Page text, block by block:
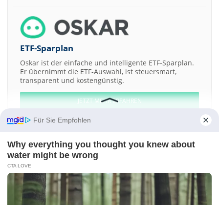
ETF-Sparplan
Oskar ist der einfache und intelligente ETF-Sparplan.
Er übernimmt die ETF-Auswahl, ist steuersmart,
transparent und kostengünstig.
JETZT MEHR ERFAHREN
Aktien ATX DAX EuroStoxx 50
Weitere Aktien:
Biotest
TIM Enron Medicines
Für Sie Empfohlen
Why everything you thought you knew about
water might be wrong
CTA LOVE